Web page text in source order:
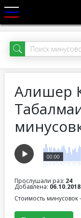
Алишер
00:00
Прослушали раз: 24
Добавлена: 06.10.2018
Стоимость минусовок